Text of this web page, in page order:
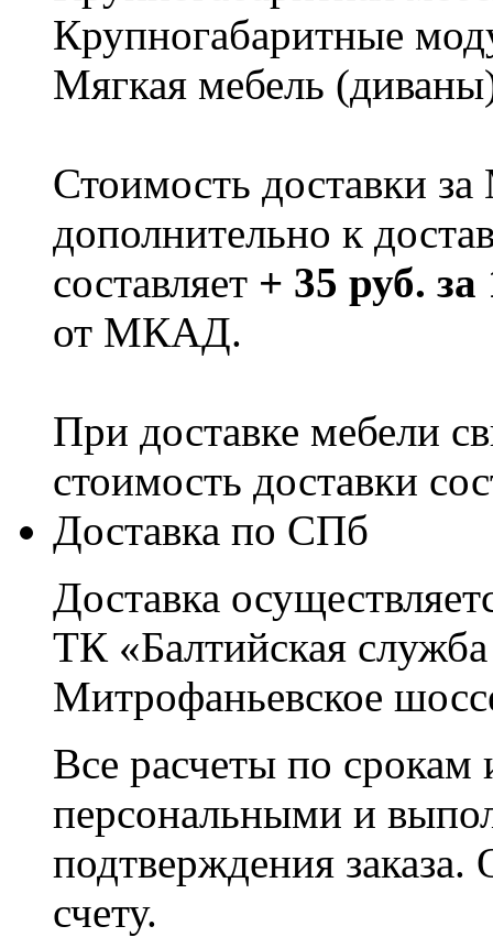
Крупногабаритные
Мягкая мебель
Стоимость доставки
дополнительно к
составляет + 35 руб.
от МКАД.
При доставке мебели
стоимость доставки
Доставка по СПб
Доставка
ТК «Балтийская
Митрофаньевское
Все расчеты по срокам
персональными и
подтверждения заказа.
счету.